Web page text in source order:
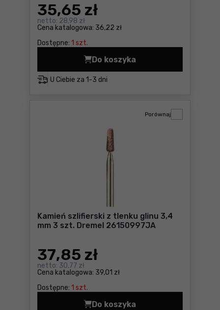
Cena katalogowa: 36,22 zł
35,65 zł
netto: 28,98 zł
Dostępne: 1 szt.
U Ciebie za 1-3 dni
Do koszyka
Kamień szlifierski z tlenku
Kamień szlifierski z tlenku glinu 3,4
mm 3 szt. Dremel 26150997JA
Cena katalogowa: 39,01 zł
37,85 zł
netto: 30,77 zł
Dostępne: 1 szt.
Porównaj
Do koszyka
Kamień szlifierski z tlenku